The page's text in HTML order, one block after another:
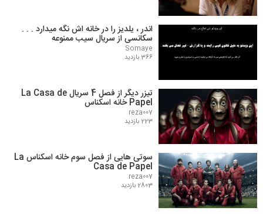
اندر ، یلدیز را در خانه اش نگه میدارد . . .
سکانسی از سریال سیب ممنوعه
Somaye
366 بازدید
تیزر دیگر از فصل 4 سریال La Casa de
Papel خانه اسکناس
reza007
223 بازدید
سوتی هایی از فصل سوم خانه اسکناس La
Casa de Papel
reza007
2803 بازدید